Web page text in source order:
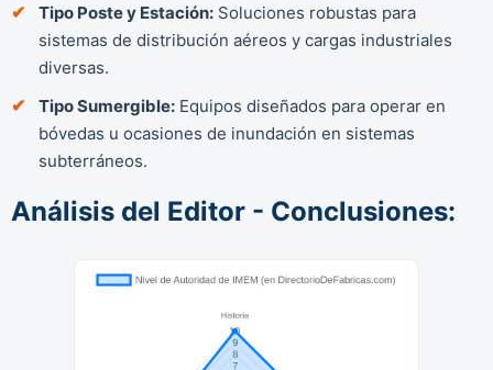
Tipo Poste y Estación: Soluciones robustas para
sistemas de distribución aéreos y cargas industriales
diversas.
Tipo Sumergible: Equipos diseñados para operar en
bóvedas u ocasiones de inundación en sistemas
subterráneos.
Análisis del Editor - Conclusiones: